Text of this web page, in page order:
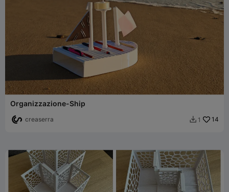
Organizzazione-Ship
creaserra  1 14